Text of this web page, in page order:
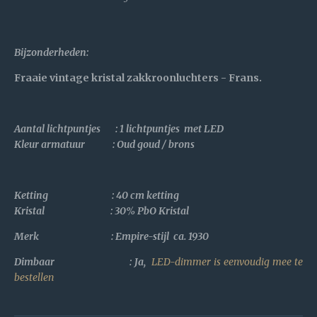
Bijzonderheden:
Fraaie vintage kristal zakkroonluchters - Frans.
Aantal lichtpuntjes : 1 lichtpuntjes met LED
Kleur armatuur : Oud goud / brons
Ketting : 40 cm ketting
Kristal :30% PbO Kristal
Merk : Empire-stijl ca. 1930
Dimbaar : Ja,LED-dimmer is eenvoudig mee te
bestellen